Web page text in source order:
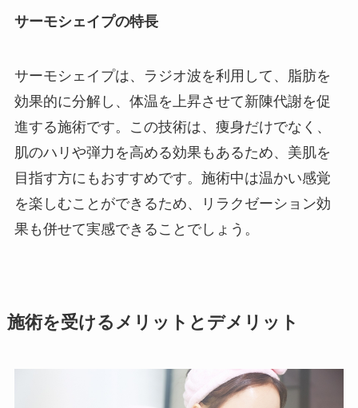
サーモシェイプの特長
サーモシェイプは、ラジオ波を利用して、脂肪を
効果的に分解し、体温を上昇させて新陳代謝を促
進する施術です。この技術は、痩身だけでなく、
肌のハリや弾力を高める効果もあるため、美肌を
目指す方にもおすすめです。施術中は温かい感覚
を楽しむことができるため、リラクゼーション効
果も併せて実感できることでしょう。
施術を受けるメリットとデメリット